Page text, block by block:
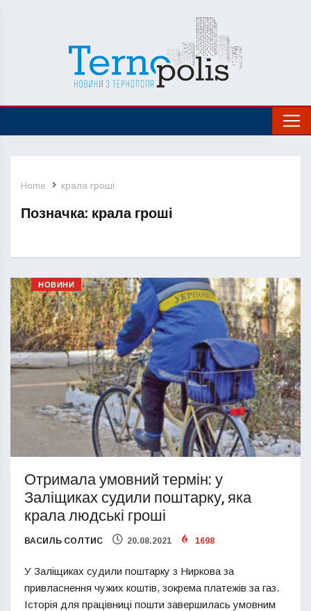
Home крала гроші
Позначка: крала гроші
НОВИНИ
Отримала умовний термін: у
Заліщиках судили поштарку, яка
крала людські гроші
ВАСИЛЬ СОЛТИС 20.08.2021 1698
У Заліщиках судили поштарку з Ниркова за
привласнення чужих коштів, зокрема платежів за газ.
Історія для працівниці пошти завершилась умовним